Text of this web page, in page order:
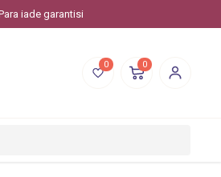
iade garantisi
0 0